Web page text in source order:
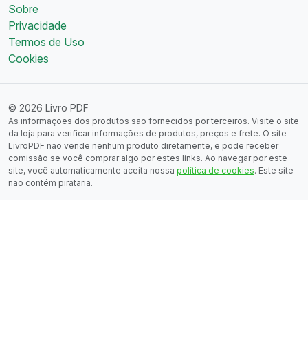
Sobre
Privacidade
Termos de Uso
Cookies
© 2026 Livro PDF
As informações dos produtos são fornecidos por terceiros. Visite o site
da loja para verificar informações de produtos, preços e frete. O site
LivroPDF não vende nenhum produto diretamente, e pode receber
comissão se você comprar algo por estes links. Ao navegar por este
site, você automaticamente aceita nossa política de cookies. Este site
não contém pirataria.